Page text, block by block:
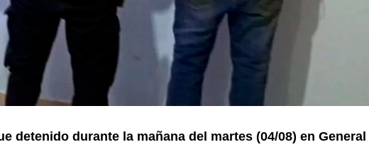
detenido durante la mañana del martes (04/08) en General